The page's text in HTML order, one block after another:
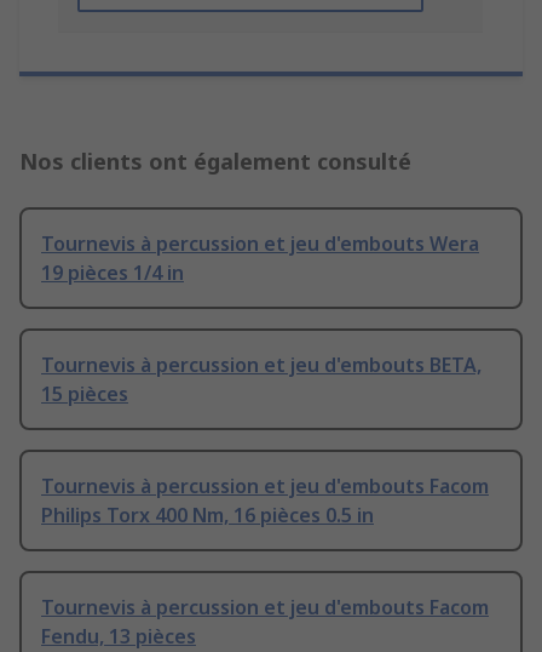
Nos clients ont également consulté
Tournevis à percussion et jeu d'embouts Wera
19 pièces 1/4 in
Tournevis à percussion et jeu d'embouts BETA,
15 pièces
Tournevis à percussion et jeu d'embouts Facom
Philips Torx 400 Nm, 16 pièces 0.5 in
Tournevis à percussion et jeu d'embouts Facom
Fendu, 13 pièces